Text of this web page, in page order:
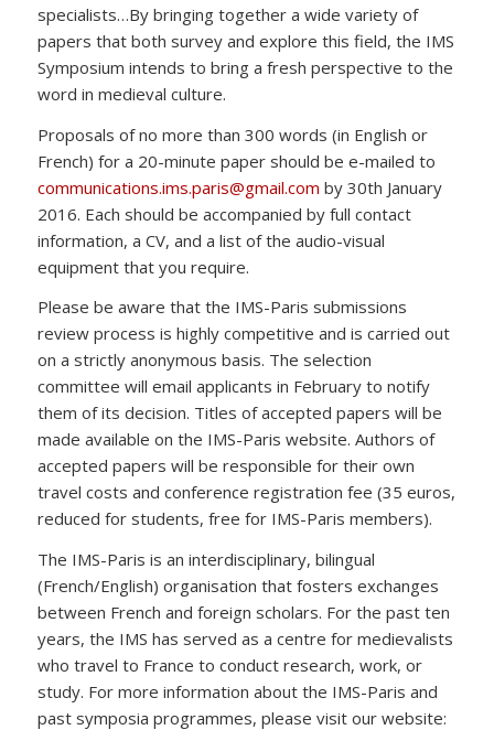
specialists…By bringing together a wide variety of
papers that both survey and explore this field, the IMS
Symposium intends to bring a fresh perspective to the
word in medieval culture.
Proposals of no more than 300 words (in English or
French) for a 20-minute paper should be e-mailed to
communications.ims.paris@gmail.com by 30th January
2016. Each should be accompanied by full contact
information, a CV, and a list of the audio-visual
equipment that you require.
Please be aware that the IMS-Paris submissions
review process is highly competitive and is carried out
on a strictly anonymous basis. The selection
committee will email applicants in February to notify
them of its decision. Titles of accepted papers will be
made available on the IMS-Paris website. Authors of
accepted papers will be responsible for their own
travel costs and conference registration fee (35 euros,
reduced for students, free for IMS-Paris members).
The IMS-Paris is an interdisciplinary, bilingual
(French/English) organisation that fosters exchanges
between French and foreign scholars. For the past ten
years, the IMS has served as a centre for medievalists
who travel to France to conduct research, work, or
study. For more information about the IMS-Paris and
past symposia programmes, please visit our website: